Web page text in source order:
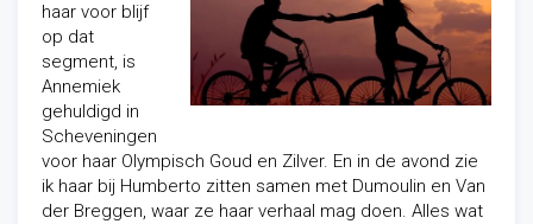
haar voor blijf
op dat
segment, is
Annemiek
gehuldigd in
Scheveningen
voor haar Olympisch Goud en Zilver. En in de avond zie
ik haar bij Humberto zitten samen met Dumoulin en Van
der Breggen, waar ze haar verhaal mag doen. Alles wat